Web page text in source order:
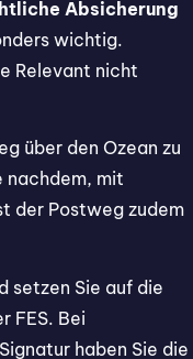
Absicherung
wichtig.
Relevant nicht
über den Ozean zu
nachdem, mit
der Postweg zudem
setzen Sie auf die
FES. Bei
haben Sie die